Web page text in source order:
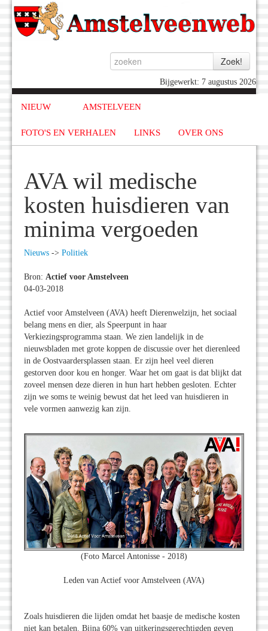
Bijgewerkt: 7 augustus 2026
NIEUW AMSTELVEEN
FOTO'S EN VERHALEN LINKS OVER ONS
AVA wil medische
kosten huisdieren van
minima vergoeden
Nieuws -> Politiek
Bron: Actief voor Amstelveen
04-03-2018
Actief voor Amstelveen (AVA) heeft Dierenwelzijn, het sociaal
belang mens en dier, als Speerpunt in haar
Verkiezingsprogramma staan. We zien landelijk in de
nieuwsbladen met grote koppen de discussie over het dierenleed
in de Oostvaardersplassen staan. Er zijn heel veel dieren
gestorven door kou en honger. Waar het om gaat is dat blijkt dat
zoveel mensen deze dieren in hun hart hebben gesloten. Echter
zijn we soms te weinig bewust dat het leed van huisdieren in
vele vormen aanwezig kan zijn.
(Foto Marcel Antonisse - 2018)
Leden van Actief voor Amstelveen (AVA)
Zoals huisdieren die lijden omdat het baasje de medische kosten
niet kan betalen. Bijna 60% van uitkeringsgerechtigden geven